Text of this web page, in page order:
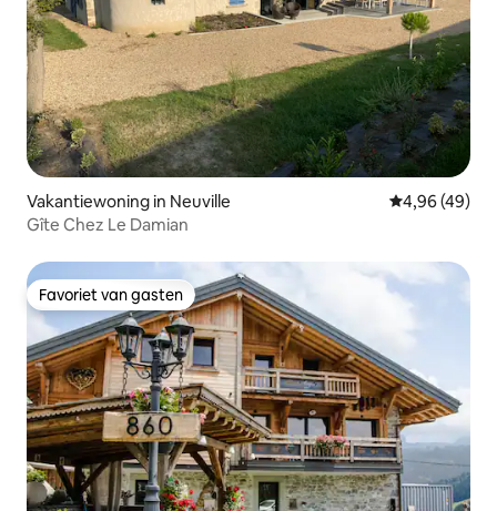
Vakantiewoning in Neuville Gemiddelde
4,96 (49)
Gîte Chez Le Damian
Favoriet van gasten
Favoriet van gasten